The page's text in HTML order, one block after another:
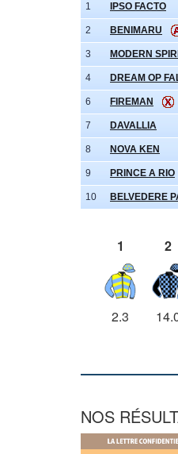
1 IPSO FACTO
2 BENIMARU
3 MODERN
4 DREAM OP
6 FIREMAN
7 DAVALLIA
8 NOVA KEN
9 PRINCE A RIO
10 BELVEDERE
1 2
2.3
NOS